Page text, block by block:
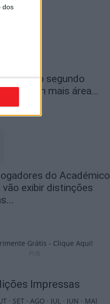
dos
Viseu é o segundo
com mais área...
do Académico
vão exibir distinções
Impressas
· SET· AGO · JUL· JUN · MAI